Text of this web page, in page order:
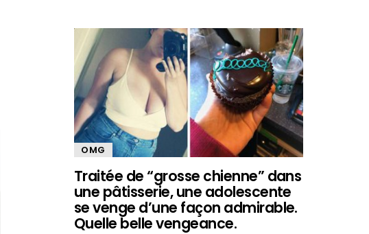
OMG
Traitée de “grosse chienne” dans
une pâtisserie, une adolescente
se venge d’une façon admirable.
Quelle belle vengeance.